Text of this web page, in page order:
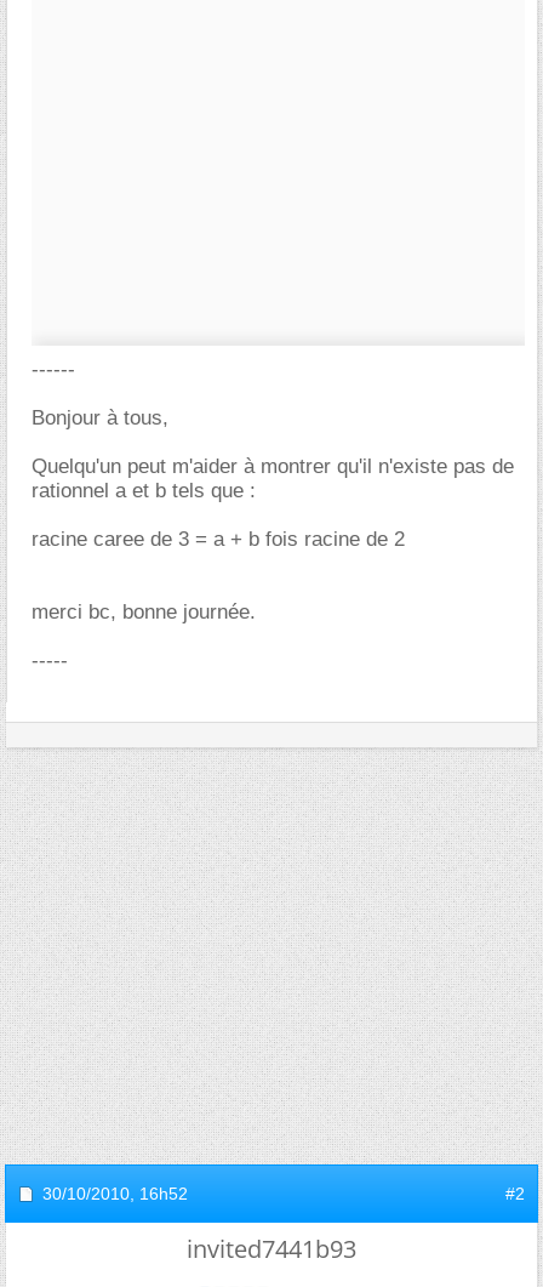
------
Bonjour à tous,
Quelqu'un peut m'aider à montrer qu'il n'existe pas de
rationnel a et b tels que :
racine caree de 3 = a + b fois racine de 2
merci bc, bonne journée.
-----
30/10/2010, 16h52 #2
invited7441b93